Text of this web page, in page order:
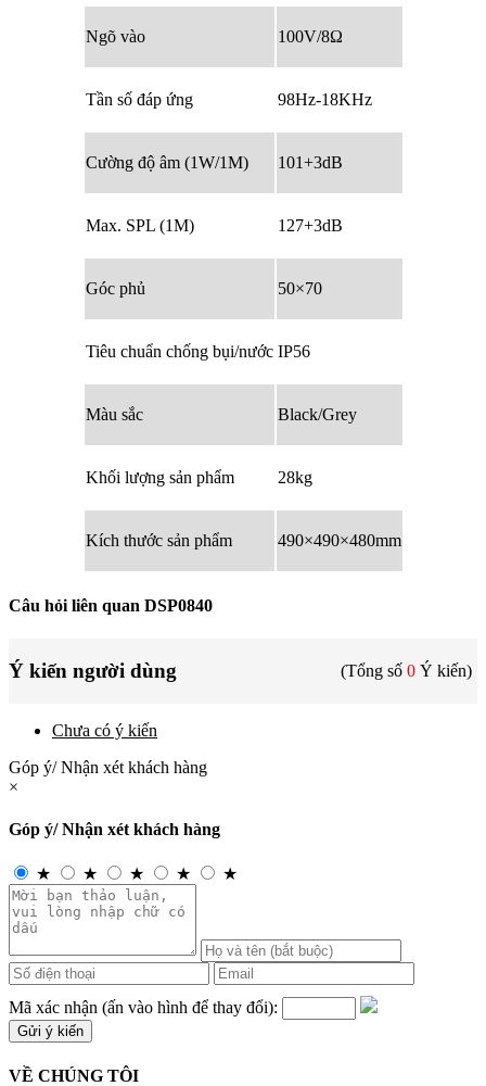
Ngõ vào 100V/8Ω
Tần số đáp ứng 98Hz-18KHz
Cường độ âm (1W/1M) 101+3dB
Max. SPL (1M) 127+3dB
Góc phủ 50×70
Tiêu chuẩn chống bụi/nước IP56
Màu sắc Black/Grey
Khối lượng sản phẩm 28kg
Kích thước sản phẩm 490×490×480mm
Câu hỏi liên quan DSP0840
Ý kiến người dùng (Tổng số 0 Ý kiến)
Chưa có ý kiến
Góp ý/ Nhận xét khách hàng
×
Góp ý/ Nhận xét khách hàng
★ ★ ★ ★ ★
Mã xác nhận (ấn vào hình để thay đổi):
VỀ CHÚNG TÔI